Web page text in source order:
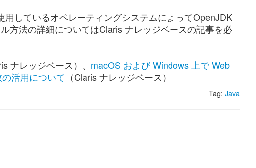
しているオペレーティングシステムによってOpenJDK
方法の詳細についてはClaris ナレッジベースの記事を必
ナレッジベース）、 macOS および Windows 上で Web
活用について （Claris ナレッジベース）
Tag:Java